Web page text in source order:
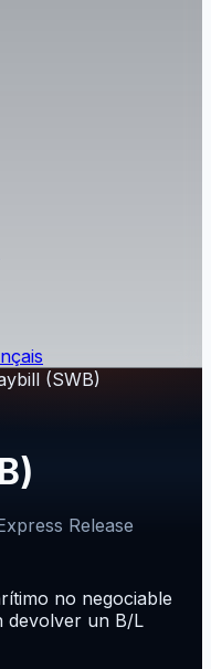
(SWB)
Release
no negociable
devolver un B/L